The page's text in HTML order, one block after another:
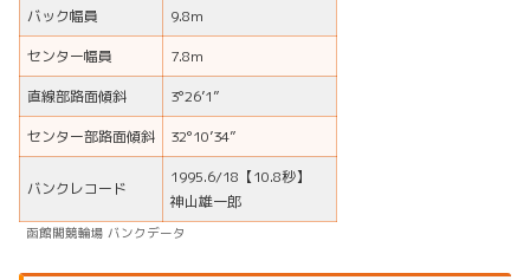
バック幅員
9.8m
センター幅員
7.8m
直線部路面傾斜
3°26’1”
センター部路面傾斜
32°10’34”
バンクレコード
1995.6/18【10.8秒】
神山雄一郎
函館閣競輪場 バンクデータ